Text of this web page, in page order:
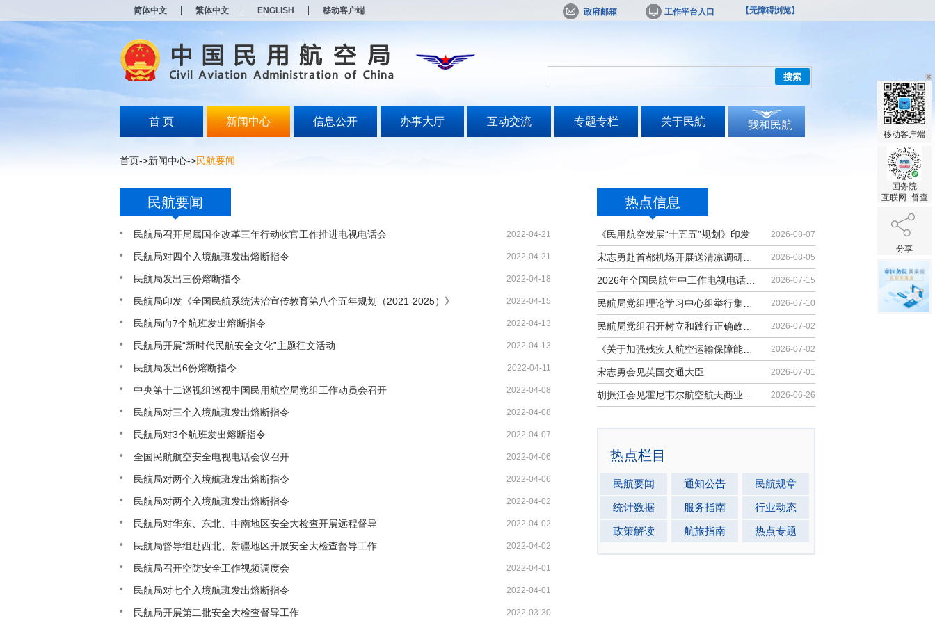
简体中文 繁体中文 ENGLISH 移动客户端 政府邮箱 工作平台入口 【无障碍浏览】
搜索
首 页 新闻中心 信息公开 办事大厅 互动交流 专题专栏 关于民航 我和民航
首页->新闻中心->民航要闻
热点信息
《民用航空发展“十五五”规划》印发 2026-08-07
2026-08-05
2026-07-15
2026-07-10
2026-07-02
2026-07-02
宋志勇会见英国交通大臣 2026-07-01
2026-06-26
热点栏目
民航要闻 通知公告
民航规章
统计数据
服务指南
行业动态
政策解读
航旅指南 热点专题
民航要闻
民航局召开局属国企改革三年行动收官工作推进电视电话会 2022-04-21
民航局对四个入境航班发出熔断指令 2022-04-21
民航局发出三份熔断指令 2022-04-18
民航局印发《全国民航系统法治宣传教育第八个五年规划（2021-2025）》 2022-04-15
民航局向7个航班发出熔断指令 2022-04-13
民航局开展“新时代民航安全文化”主题征文活动 2022-04-13
民航局发出6份熔断指令 2022-04-11
中央第十二巡视组巡视中国民用航空局党组工作动员会召开 2022-04-08
民航局对三个入境航班发出熔断指令 2022-04-08
民航局对3个航班发出熔断指令 2022-04-07
全国民航航空安全电视电话会议召开 2022-04-06
民航局对两个入境航班发出熔断指令 2022-04-06
民航局对两个入境航班发出熔断指令 2022-04-02
民航局对华东、东北、中南地区安全大检查开展远程督导 2022-04-02
民航局督导组赴西北、新疆地区开展安全大检查督导工作 2022-04-02
民航局召开空防安全工作视频调度会 2022-04-01
民航局对七个入境航班发出熔断指令 2022-04-01
民航局开展第二批安全大检查督导工作 2022-03-30
移动客户端
国务院
互联网+督查
分享
打
无
障